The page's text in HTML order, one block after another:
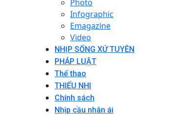
Photo
Infographic
Emagazine
Video
NHỊP SỐNG XỨ TUYÊN
PHÁP LUẬT
Thể thao
THIẾU NHI
Chính sách
Nhịp cầu nhân ái